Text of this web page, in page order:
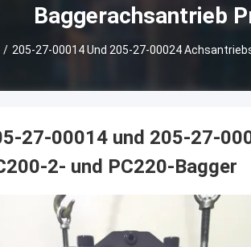
Baggerachsantrieb
/ 205-27-00014 Und 205-27-00024
27-00014 und 205-27-
2- und PC220-Bagger